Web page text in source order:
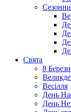
Свята
8
Весілля
День
День